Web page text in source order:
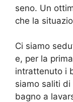
seno. Un
che la
Ci siamo
e, per la
intrattenuto i
siamo saliti
bagno a